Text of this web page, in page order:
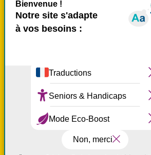
Tout accepter
Tout refuser
à partir de 390 €
tél.02 62 42 31
Nous rencontrer